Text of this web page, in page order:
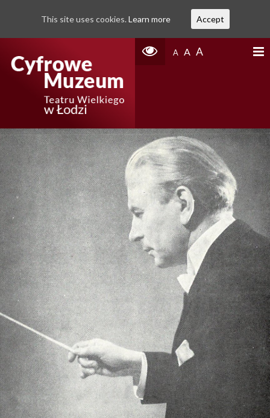
A A A
This site uses cookies. Learn more Accept